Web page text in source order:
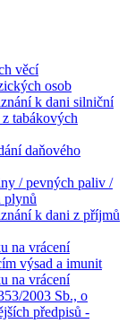
věcí
osob
k dani silniční
tabákových
daňového
/ pevných paliv /
plynů
k dani z příjmů
na vrácení
výsad a imunit
na vrácení
2003 Sb., o
předpisů -